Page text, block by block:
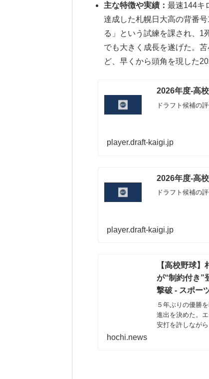
主な特徴や実績：最速144キ
達成した札幌日大高の背番
る」という試練を課され、1
でも大きく成長を遂げた。
ど、早くから頭角を現した
2026年度-高
ドラフト候補の
player.draft-kaigi.jp
2026年度-高
ドラフト候補の
player.draft-kaigi.jp
【高校野球
が“制約付き
撃破 - スポー
５年ぶりの優勝
進出を決めた。
安打を許しなが
hochi.news